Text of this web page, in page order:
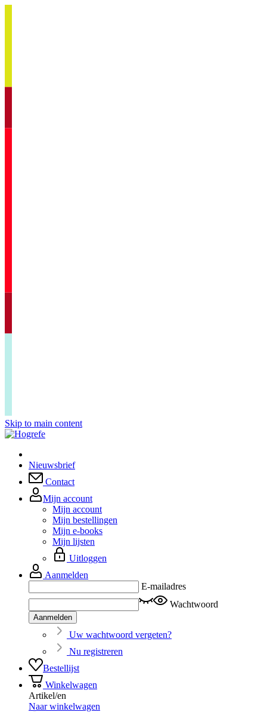
Skip to main content
Nieuwsbrief
Contact
Mijn account
Mijn account
Mijn bestellingen
Mijn e-books
Mijn lijsten
Uitloggen
Aanmelden
E-mailadres
Wachtwoord
Aanmelden
Uw wachtwoord vergeten?
Nu registreren
Bestellijst
Winkelwagen
Artikel/en
Naar winkelwagen